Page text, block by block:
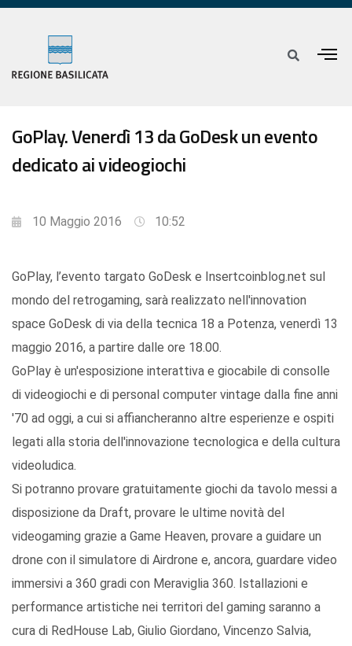
GoPlay. Venerdì 13 da GoDesk un evento
dedicato ai videogiochi
10 Maggio 2016 10:52
GoPlay, l’evento targato GoDesk e Insertcoinblog.net sul
mondo del retrogaming, sarà realizzato nell'innovation
space GoDesk di via della tecnica 18 a Potenza, venerdì 13
maggio 2016, a partire dalle ore 18.00.
GoPlay è un'esposizione interattiva e giocabile di consolle
di videogiochi e di personal computer vintage dalla fine anni
'70 ad oggi, a cui si affiancheranno altre esperienze e ospiti
legati alla storia dell'innovazione tecnologica e della cultura
videoludica.
Si potranno provare gratuitamente giochi da tavolo messi a
disposizione da Draft, provare le ultime novità del
videogaming grazie a Game Heaven, provare a guidare un
drone con il simulatore di Airdrone e, ancora, guardare video
immersivi a 360 gradi con Meraviglia 360. Istallazioni e
performance artistiche nei territori del gaming saranno a
cura di RedHouse Lab, Giulio Giordano, Vincenzo Salvia,